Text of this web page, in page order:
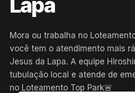
Mora ou trabalha no
você tem o atendimento mais
Jesus da Lapa. A equipe
tubulação local e atende de
no Loteamento Top Park🚨